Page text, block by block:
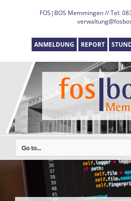
FOS|BOS Memmingen // Tel:
ANMELDUNG REPORT
Go to...